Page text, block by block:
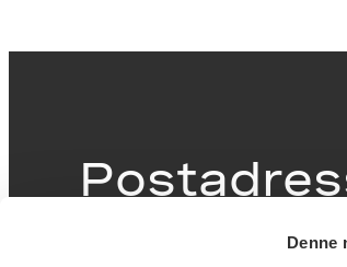
Denne